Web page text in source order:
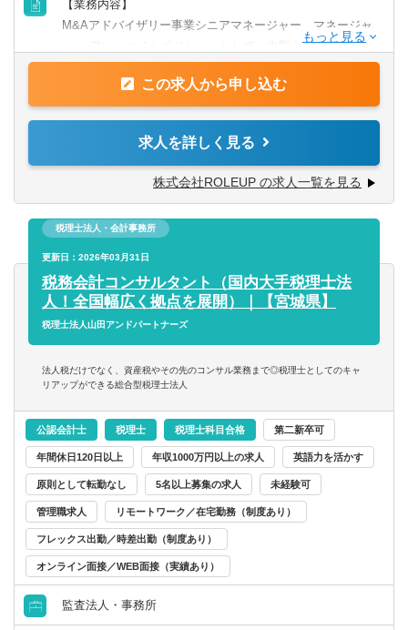
■M&A仲介会社・銀行・証券・保険会社・人材会社・事業
会社における営業経験
■未経験でも検討可能
（未経験者は本社にて約6ヶ月の研修が必須になります）
【求める人物像】
■コミュニケーション量が多い環境で調整・連携が得意な人
■業務に従事するプロフェッショナルな動きができる方
■当事者として経営者と同じ目線で建設的な議論できる方
■FAS並びにM＆Aによる事業承継業務に興味がある方
【業務内容】
M&Aアドバイザリー事業シニアマネージャー、マネージャ
ー、 アソシエイトポジションとして、中堅中小企業のM&A
（案件掘り起こしの営業～売り手・買い手のマッチング～
エグゼキューション業務）を中心にM&Aプロセスの全てを
その後のPMI（経営統合支援）まで含めて一気通貫で対
応。
■プランニング、各案件プロセス管理・対象企業の企業評
価・分析・考察
■財務・ビジネスデューデリジェンス・財務分析・財務モデ
リング・バリュエーション業務
■株式契約書の作成、クロージング実務
■資金調達支援（エクイティ（マジョリティ・マイノリティ
■ハンズオンによるPMI支援業務
【ROLEUPの魅力】
PEファンド出身者が立ち上げたM&Aプロフェッショナルフ
ァームです。FASファーム及び投資会社として、DD・
VAL・PMIなどの高度なＭ＆Aスキルから、投資検討から投
資実行、ファイナンシング、投資先企業の経営、企業価値
向上を一気通貫で経験することができます。マジョリティ
ティ案件や再生寄りのメザニン・シニアローンの調達案件
この求人から申し込む
求人を詳しく見る
株式会社ROLEUP の求人一覧を見る
税理士法人・会計事務所
更新日：2026年03月31日
税務会計コンサルタント（国内大手税理士法
人！全国幅広く拠点を展開）｜【宮城県】
税理士法人山田アンドパートナーズ
法人税だけでなく、資産税やその先のコンサル業務まで◎税理士としてのキャ
リアップができる総合型税理士法人
公認会計士 税理士 税理士科目合格 第二新卒可
年間休日120日以上 年収1000万円以上の求人 英語力を活かす
原則として転勤なし 5名以上募集の求人 未経験可
管理職求人 リモートワーク／在宅勤務（制度あり）
フレックス出勤／時差出勤（制度あり）
オンライン面接／WEB面接（実績あり）
監査法人・事務所
群馬県 埼玉県
東京都
北陸・甲信越
新潟県 富山県
石川県 福井県
山梨県
東海
岐阜県 静岡県
愛知県 三重県
関西
滋賀県
大阪府
会計事務所・税理士法人
すべて選択する
経営／企画／管理／事務
すべて選択する
経理／財務／管理会計
財務／管理会計
事務／秘書
管理部門アシスタント
事務／アシスタント